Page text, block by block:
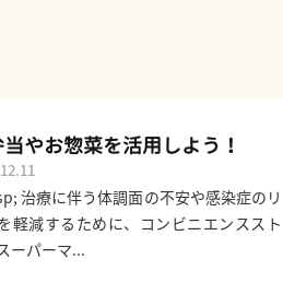
やお惣菜を活用しよう！
治療に伴う体調面の不安や感染症のリ
軽減するために、コンビニエンススト
ーパーマ...